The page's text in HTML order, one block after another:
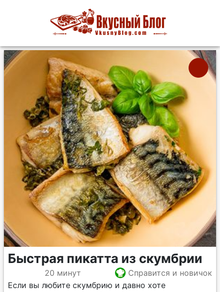
Быстрая пикатта из скумбрии
20 минут
Справится и новичок
Если вы любите скумбрию и давно хоте